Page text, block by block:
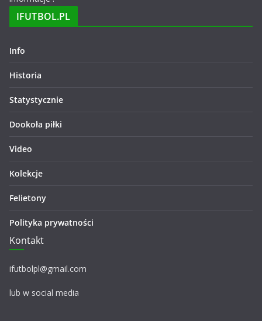
IFUTBOL.PL
Info
Historia
Statystycznie
Dookoła piłki
Video
Kolekcje
Felietony
Polityka prywatności
Kontakt
ifutbolpl@gmail.com
lub w social media